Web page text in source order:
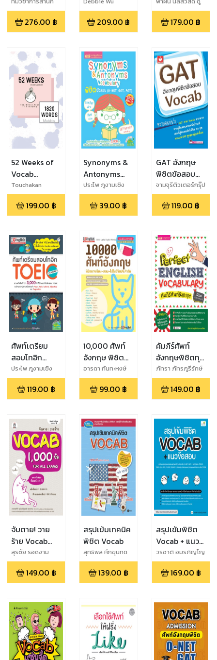
เริ่มได้จาก
Vocab
พิมพ์
276.00 ฿
วัน
209.00 ฿
ฮาเมลน์
179.00 ฿
52 Weeks of
Vocab
Calendar
Touchakan
Siringernyuang
199.00 ฿
Synonyms &
Antonyms
Vocabulary
ประไพ ภูงามเชิง
39.00 ฿
GAT อังกฤษ
พิชิตข้อสอบ
Vocab
จามจุรีติวเตอร์กรุ๊ป
119.00 ฿
ศัพท์เตรียม
สอบโทอิก
TOEIC
Vocabulary
ประไพ ภูงามเชิง
119.00 ฿
10,000 ศัพท์
อังกฤษ พิชิต
การเรียน-สอบ-
ใช้ในชีวิตประจำ
วัน
อารดา กันทะหงษ์
99.00 ฿
คัมภีร์ศัพท์
อังกฤษพิชิตทุก
สถานการณ์ -
Perfect
English
ภัทรา ภัทรภูรีรักษ์
(อาจารย์โอ๊ต)
149.00 ฿
จับตาย! วาย
ร้าย Vocab
1,000 ข้อ For
All Exams
สุรชัย รอดงาม
(อาจารย์ทีวี จูเนียร์)
และ Sherwin
Martinez และ
และ ชนิกานต์
เทศนานัย
149.00 ฿
สรุปเข้มเทคนิค
พิชิต Vocab
สุทธิพล หึกขุนทด
(ครูอ๊อดดี้)
139.00 ฿
สรุปเข้มพิชิต
Vocab + แนว
ข้อสอบ
วรชาติ อมรภิญโญ
เกียรติ
169.00 ฿